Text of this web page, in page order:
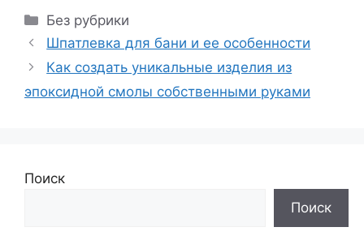
Рубрики
Без рубрики
Шпатлевка для бани и ее особенности
Как создать уникальные изделия из
эпоксидной смолы собственными руками
Поиск
Поиск